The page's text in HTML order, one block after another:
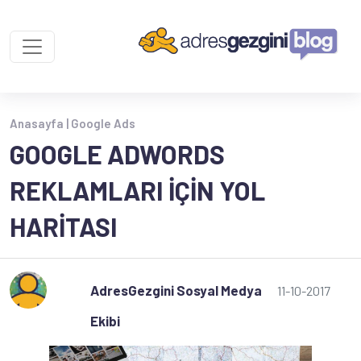
Anasayfa | Google Ads
GOOGLE ADWORDS
REKLAMLARI İÇIN YOL
HARITASI
AdresGezgini Sosyal Medya
Ekibi
11-10-2017